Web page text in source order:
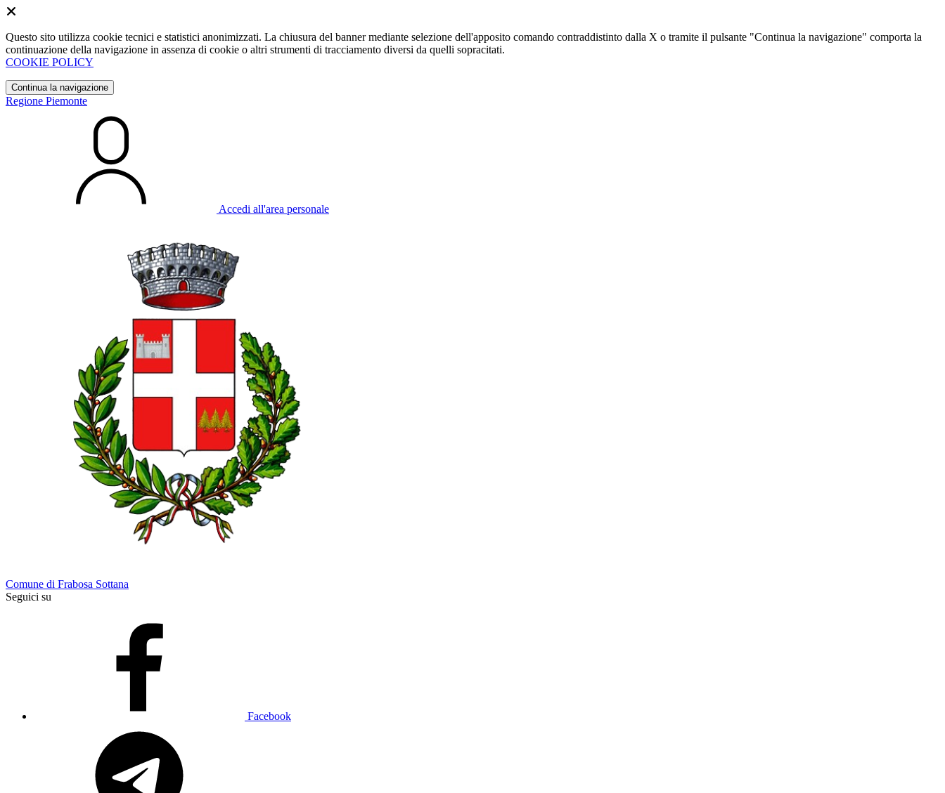
Questo sito utilizza cookie tecnici e statistici anonimizzati. La chiusura del banner mediante selezione dell'apposito comando contraddistinto dalla X o tramite il pulsante "Continua la navigazione" comporta la
continuazione della navigazione in assenza di cookie o altri strumenti di tracciamento diversi da quelli sopracitati.
COOKIE POLICY
Continua la navigazione
Regione Piemonte
Accedi all'area personale
Comune di Frabosa Sottana
Seguici su
Facebook